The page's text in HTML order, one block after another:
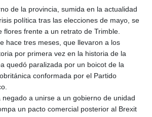
de la provincia, sumida en la actualidad
política tras las elecciones de mayo, se
flores frente a un retrato de Trimble.
hace tres meses, que llevaron a los
por primera vez en la historia de la
quedó paralizada por un boicot de la
conformada por el Partido
negado a unirse a un gobierno de unidad
un pacto comercial posterior al Brexit